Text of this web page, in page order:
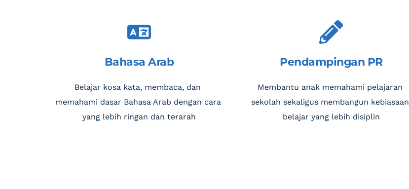
Bahasa Arab
Belajar kosa kata, membaca, dan
memahami dasar Bahasa Arab dengan cara
yang lebih ringan dan terarah
Pendampingan PR
Membantu anak memahami pelajaran
sekolah sekaligus membangun kebiasaan
belajar yang lebih disiplin